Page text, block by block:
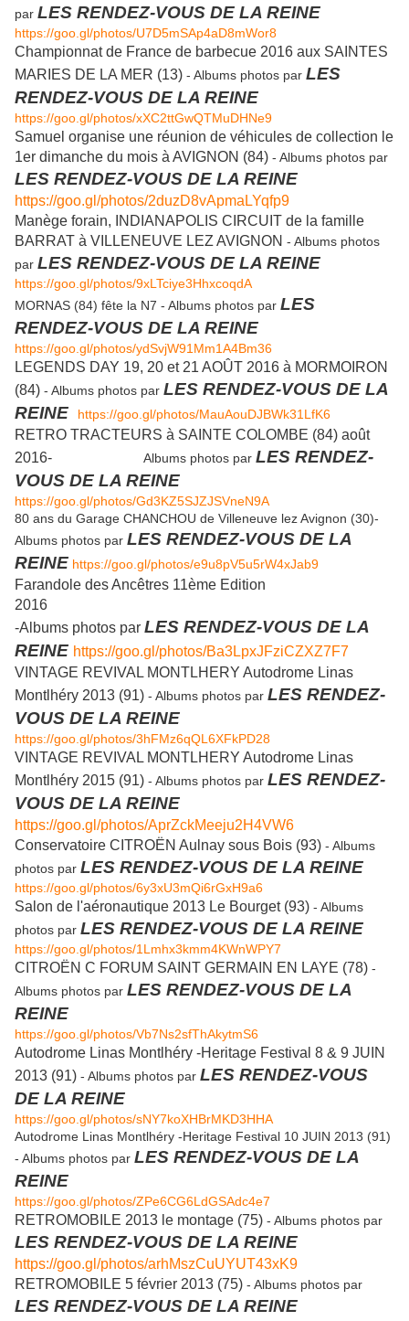
par LES RENDEZ-VOUS DE LA REINE
https://goo.gl/photos/U7D5mSAp4aD8mWor8
Championnat de France de barbecue 2016 aux SAINTES
MARIES DE LA MER (13) - Albums photos par LES
RENDEZ-VOUS DE LA REINE
https://goo.gl/photos/xXC2ttGwQTMuDHNe9
Samuel organise une réunion de véhicules de collection le
1er dimanche du mois à AVIGNON (84) - Albums photos par
LES RENDEZ-VOUS DE LA REINE
https://goo.gl/photos/2duzD8vApmaLYqfp9
Manège forain, INDIANAPOLIS CIRCUIT de la famille
BARRAT à VILLENEUVE LEZ AVIGNON - Albums photos
par LES RENDEZ-VOUS DE LA REINE
https://goo.gl/photos/9xLTciye3HhxcoqdA
MORNAS (84) fête la N7 - Albums photos par LES
RENDEZ-VOUS DE LA REINE
https://goo.gl/photos/ydSvjW91Mm1A4Bm36
LEGENDS DAY 19, 20 et 21 AOÛT 2016 à MORMOIRON
(84) - Albums photos par LES RENDEZ-VOUS DE LA
REINE
https://goo.gl/photos/MauAouDJBWk31LfK6
RETRO TRACTEURS à SAINTE COLOMBE (84) août
2016-
Albums photos par LES RENDEZ-
VOUS DE LA REINE
https://goo.gl/photos/Gd3KZ5SJZJSVneN9A
80 ans du Garage CHANCHOU de Villeneuve lez Avignon (30)-
Albums photos par LES RENDEZ-VOUS DE LA
REINE https://goo.gl/photos/e9u8pV5u5rW4xJab9
Farandole des Ancêtres 11ème Edition
2016
-Albums photos par LES RENDEZ-VOUS DE LA
REINE https://goo.gl/photos/Ba3LpxJFziCZXZ7F7
VINTAGE REVIVAL MONTLHERY Autodrome Linas
Montlhéry 2013 (91) - Albums photos par LES RENDEZ-
VOUS DE LA REINE
https://goo.gl/photos/3hFMz6qQL6XFkPD28
VINTAGE REVIVAL MONTLHERY Autodrome Linas
Montlhéry 2015 (91) - Albums photos par LES RENDEZ-
VOUS DE LA REINE
https://goo.gl/photos/AprZckMeeju2H4VW6
Conservatoire CITROËN Aulnay sous Bois (93) - Albums
photos par LES RENDEZ-VOUS DE LA REINE
https://goo.gl/photos/6y3xU3mQi6rGxH9a6
Salon de l'aéronautique 2013 Le Bourget (93) - Albums
photos par LES RENDEZ-VOUS DE LA REINE
https://goo.gl/photos/1Lmhx3kmm4KWnWPY7
CITROËN C FORUM SAINT GERMAIN EN LAYE (78) -
Albums photos par LES RENDEZ-VOUS DE LA
REINE
https://goo.gl/photos/Vb7Ns2sfThAkytmS6
Autodrome Linas Montlhéry -Heritage Festival 8 & 9 JUIN
2013 (91) - Albums photos par LES RENDEZ-VOUS
DE LA REINE
https://goo.gl/photos/sNY7koXHBrMKD3HHA
Autodrome Linas Montlhéry -Heritage Festival 10 JUIN 2013 (91)
- Albums photos par LES RENDEZ-VOUS DE LA
REINE
https://goo.gl/photos/ZPe6CG6LdGSAdc4e7
RETROMOBILE 2013 le montage (75) - Albums photos par
LES RENDEZ-VOUS DE LA REINE
https://goo.gl/photos/arhMszCuUYUT43xK9
RETROMOBILE 5 février 2013 (75) - Albums photos par
LES RENDEZ-VOUS DE LA REINE